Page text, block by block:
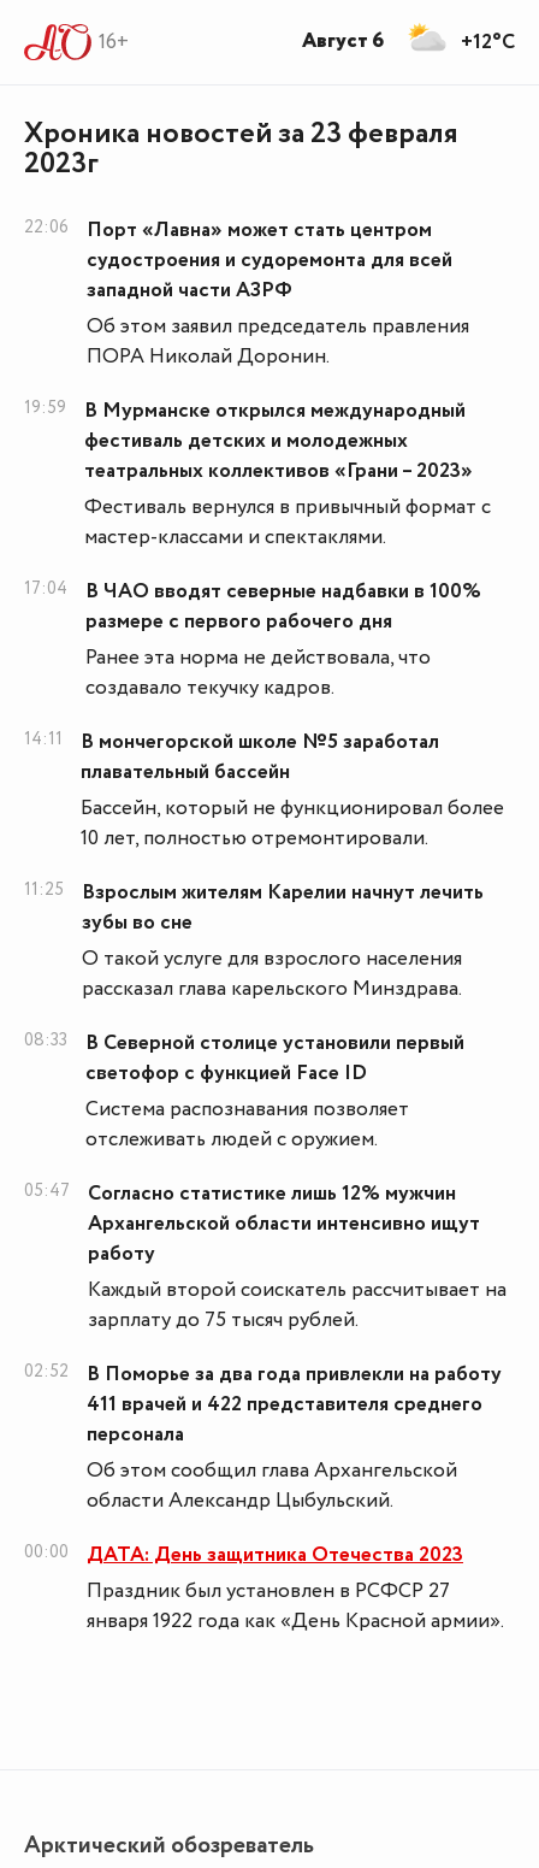
16+
Хроника новостей за 23 февраля
2023г
22:06
Порт «Лавна» может стать центром
судостроения и судоремонта для всей
западной части АЗРФ
Об этом заявил председатель правления
ПОРА Николай Доронин.
19:59
В Мурманске открылся международный
фестиваль детских и молодежных
театральных коллективов «Грани – 2023»
Фестиваль вернулся в привычный формат с
мастер-классами и спектаклями.
17:04
В ЧАО вводят северные надбавки в 100%
размере с первого рабочего дня
Ранее эта норма не действовала, что
создавало текучку кадров.
14:11
В мончегорской школе №5 заработал
плавательный бассейн
Бассейн, который не функционировал более
10 лет, полностью отремонтировали.
11:25
Взрослым жителям Карелии начнут лечить
зубы во сне
О такой услуге для взрослого населения
рассказал глава карельского Минздрава.
08:33
В Северной столице установили первый
светофор с функцией Face ID
Система распознавания позволяет
отслеживать людей с оружием.
05:47
Согласно статистике лишь 12% мужчин
Архангельской области интенсивно ищут
работу
Каждый второй соискатель рассчитывает на
зарплату до 75 тысяч рублей.
02:52
В Поморье за два года привлекли на работу
411 врачей и 422 представителя среднего
персонала
Об этом сообщил глава Архангельской
области Александр Цыбульский.
00:00
ДАТА: День защитника Отечества 2023
Праздник был установлен в РСФСР 27
января 1922 года как «День Красной армии».
Арктический обозреватель
+12°C
Август 6